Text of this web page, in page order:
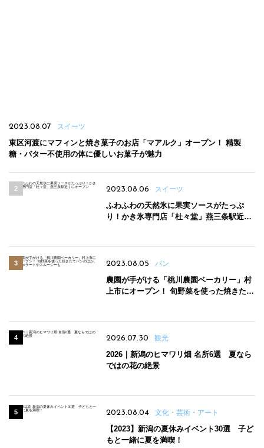
2023.08.07 スイーツ
東区河渡にマフィンと焼き菓子のお店「マアルク」オープン！ 精製
糖・バター不使用の体に優しいお菓子が魅力
2023.08.06 スイーツ
ふわふわの天然氷に果実ソースがたっぷ
り！かき氷専門店「杜々堂」燕三条駅近く
2023.08.05 パン
農園が手がける「桃川農園ベーカリー」村
上市にオープン！ 旬野菜を使った焼きたて
2026.07.30 観光
2026｜新潟のヒマワリ畑 名所6選 夏なら
ではの花の絶景
2023.08.04 文化・芸術・アート
【2023】新潟の夏休みイベント30選 子ど
もと一緒に夏を満喫！